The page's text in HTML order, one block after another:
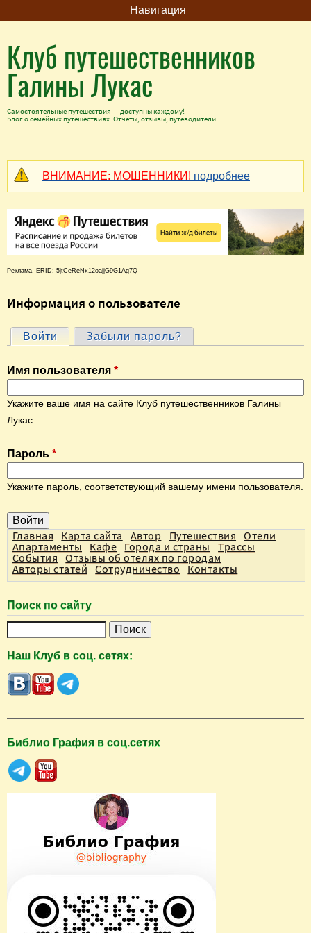
Навигация
Клуб путешественников
Галины Лукас
Самостоятельные путешествия — доступны каждому!
Блог о семейных путешествиях. Отчеты, отзывы, путеводители
ВНИМАНИЕ: МОШЕННИКИ! подробнее
Реклама. ERID: 5jtCeReNx12oajjG9G1Ag7Q
Информация о пользователе
Г
л
а
в
н
е
в
л
а
д
к
и
Войти (активная вкладка)
Забыли пароль?
Имя пользователя *
Укажите ваше имя на сайте Клуб путешественников Галины
Лукас.
Пароль *
Укажите пароль, соответствующий вашему имени пользователя.
Главная Карта сайта Автор Путешествия
Отели
Апартаменты
Кафе Города и страны
Трассы
События
Отзывы об отелях по городам
Авторы статей
Сотрудничество Контакты
Поиск по сайту
и
с
к
Наш Клуб в соц. сетях:
Библио Графия в соц.сетях